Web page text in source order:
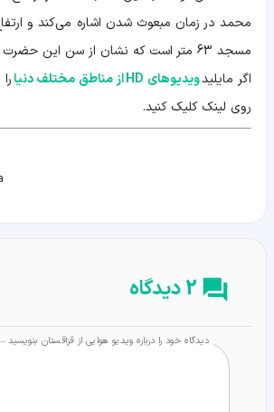
محمد در زمان مبعوث شدن اشاره می‌کند و
مسجد 63 متر است که نشان از سن این حضرت در زمان وفات دارند.
اگر مایلیدویدیوهای HD از مناطق مختلف دنیا
را
روی لینک کلیک کنید.
2 دیدگاه
دیدگاه خود را درباره ویدیو هوایی از قزاقستان بنویسید